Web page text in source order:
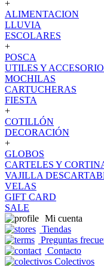
+
ALIMENTACION
LLUVIA
ESCOLARES
+
POSCA
UTILES Y
MOCHILAS
CARTUCHERAS
FIESTA
+
COTILLÓN
DECORACIÓN
+
GLOBOS
CARTELES Y
VAJILLA
VELAS
GIFT CARD
SALE
Mi cuenta
Tiendas
Preguntas
Contacto
Colectivos